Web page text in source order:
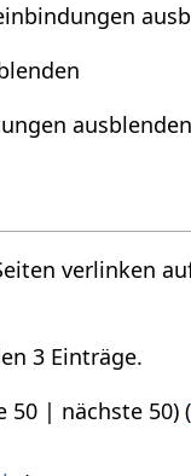
ausblenden
verlinken
3 Einträge.
50 | nächste 50) (